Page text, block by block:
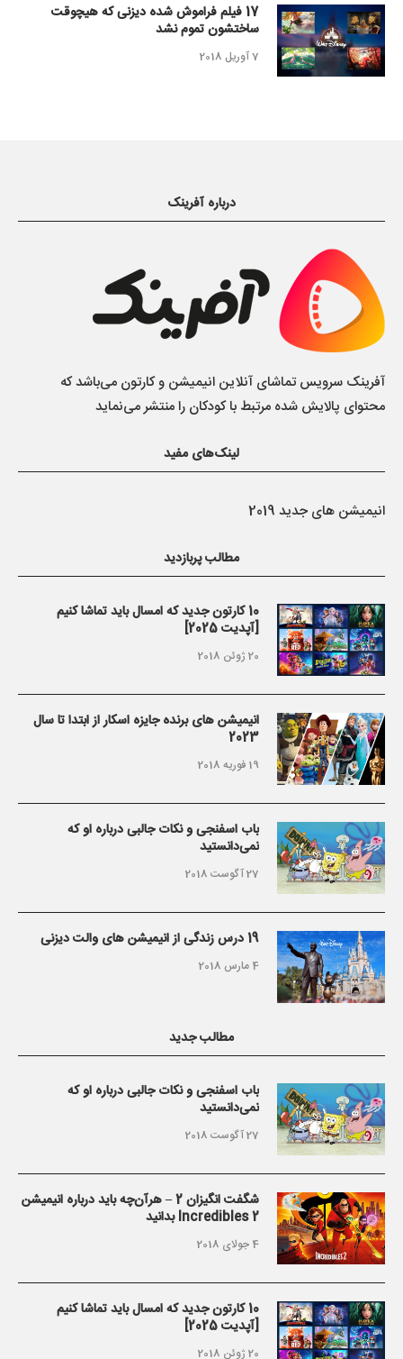
17 فیلم فراموش شده دیزنی که هیچوقت
ساختشون تموم نشد
7 آوریل 2018
درباره آفرینک
آفرینک سرویس تماشای آنلاین انیمیشن و کارتون می‌باشد که
محتوای پالایش شده مرتبط با کودکان را منتشر می‌نماید
لینک‌های مفید
انیمیشن های جدید 2019
مطالب پربازدید
10 کارتون جدید که امسال باید تماشا کنیم
[آپدیت 2025]
20 ژوئن 2018
انیمیشن های برنده جایزه اسکار از ابتدا تا سال
2023
19 فوریه 2018
باب اسفنجی و نکات جالبی درباره او که
نمی‌دانستید
27 آگوست 2018
19 درس زندگی از انیمیشن های والت دیزنی
4 مارس 2018
مطالب جدید
باب اسفنجی و نکات جالبی درباره او که
نمی‌دانستید
27 آگوست 2018
شگفت انگیزان 2 – هرآن‌چه باید درباره انیمیشن
Incredibles 2 بدانید
4 جولای 2018
10 کارتون جدید که امسال باید تماشا کنیم
[آپدیت 2025]
20 ژوئن 2018